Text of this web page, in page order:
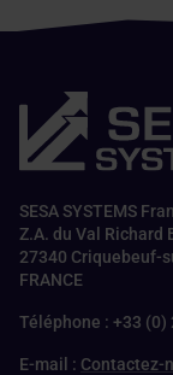
SESA SYSTEMS
Z.A. du Val Richard
27340 Criquebeuf-
FRANCE
Téléphone : +33 (0)
E-mail : Contactez-